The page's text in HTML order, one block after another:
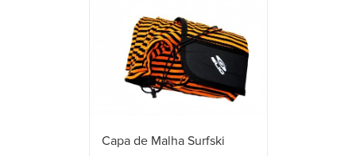
Capa de Malha Surfski